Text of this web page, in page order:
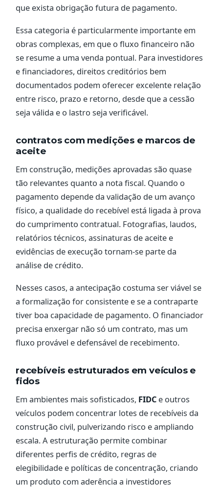
que exista obrigação futura de pagamento.
Essa categoria é particularmente importante em
obras complexas, em que o fluxo financeiro não
se resume a uma venda pontual. Para investidores
e financiadores, direitos creditórios bem
documentados podem oferecer excelente relação
entre risco, prazo e retorno, desde que a cessão
seja válida e o lastro seja verificável.
contratos com medições e marcos de
aceite
Em construção, medições aprovadas são quase
tão relevantes quanto a nota fiscal. Quando o
pagamento depende da validação de um avanço
físico, a qualidade do recebível está ligada à prova
do cumprimento contratual. Fotografias, laudos,
relatórios técnicos, assinaturas de aceite e
evidências de execução tornam-se parte da
análise de crédito.
Nesses casos, a antecipação costuma ser viável se
a formalização for consistente e se a contraparte
tiver boa capacidade de pagamento. O financiador
precisa enxergar não só um contrato, mas um
fluxo provável e defensável de recebimento.
recebíveis estruturados em veículos e
fidos
Em ambientes mais sofisticados, FIDC e outros
veículos podem concentrar lotes de recebíveis da
construção civil, pulverizando risco e ampliando
escala. A estruturação permite combinar
diferentes perfis de crédito, regras de
elegibilidade e políticas de concentração, criando
um produto com aderência a investidores